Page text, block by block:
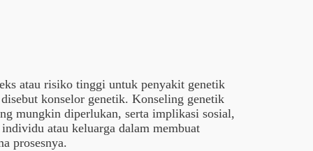
atau risiko tinggi untuk penyakit genetik
konselor genetik. Konseling genetik
mungkin diperlukan, serta implikasi sosial,
atau keluarga dalam membuat
prosesnya.